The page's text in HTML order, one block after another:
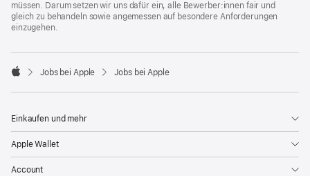
müssen. Darum setzen wir uns dafür ein, alle Bewerber:innen fair und
gleich zu behandeln sowie angemessen auf besondere Anforderungen
einzugehen.

Jobs bei Apple Jobs bei Apple
Einkaufen und mehr
Apple Wallet
Account